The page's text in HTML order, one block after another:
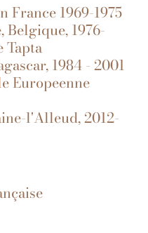
France 1969-1975
Belgique, 1976-
Tapta
1984 - 2001
Europeenne
l'Alleud, 2012-